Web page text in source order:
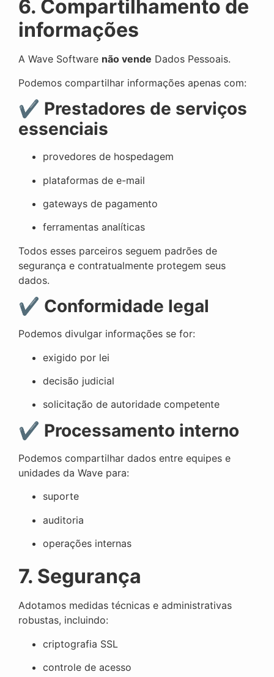
6. Compartilhamento de
informações
A Wave Software não vende Dados Pessoais.
Podemos compartilhar informações apenas com:
✔ Prestadores de serviços
essenciais
provedores de hospedagem
plataformas de e-mail
gateways de pagamento
ferramentas analíticas
Todos esses parceiros seguem padrões de
segurança e contratualmente protegem seus
dados.
✔ Conformidade legal
Podemos divulgar informações se for:
exigido por lei
decisão judicial
solicitação de autoridade competente
✔ Processamento interno
Podemos compartilhar dados entre equipes e
unidades da Wave para:
suporte
auditoria
operações internas
7. Segurança
Adotamos medidas técnicas e administrativas
robustas, incluindo:
criptografia SSL
controle de acesso